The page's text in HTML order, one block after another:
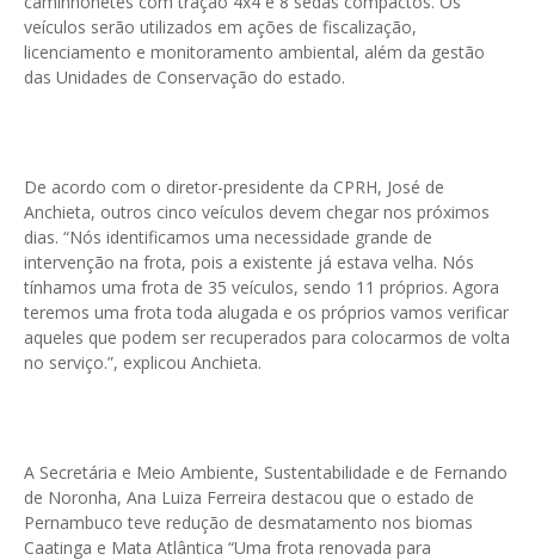
veículos serão utilizados em ações de fiscalização,
licenciamento e monitoramento ambiental, além da gestão
das Unidades de Conservação do estado.
De acordo com o diretor-presidente da CPRH, José de
Anchieta, outros cinco veículos devem chegar nos próximos
dias. “Nós identificamos uma necessidade grande de
intervenção na frota, pois a existente já estava velha. Nós
tínhamos uma frota de 35 veículos, sendo 11 próprios. Agora
teremos uma frota toda alugada e os próprios vamos verificar
aqueles que podem ser recuperados para colocarmos de volta
no serviço.”, explicou Anchieta.
A Secretária e Meio Ambiente, Sustentabilidade e de Fernando
de Noronha, Ana Luiza Ferreira destacou que o estado de
Pernambuco teve redução de desmatamento nos biomas
Caatinga e Mata Atlântica “Uma frota renovada para